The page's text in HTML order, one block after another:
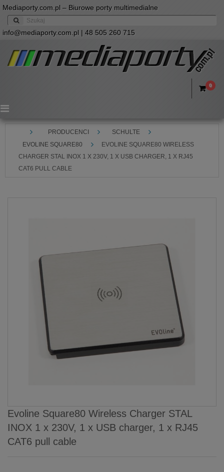
Mediaporty.com.pl – Biurowe porty multimedialne
info@mediaporty.com.pl | 48 505 260 715
0
Menu
PRODUCENCI
SCHULTE
EVOLINE SQUARE80
EVOLINE SQUARE80 WIRELESS
CHARGER STAL INOX 1 X 230V, 1 X USB CHARGER, 1 X RJ45
CAT6 PULL CABLE
Evoline Square80 Wireless Charger STAL
INOX 1 x 230V, 1 x USB charger, 1 x RJ45
CAT6 pull cable